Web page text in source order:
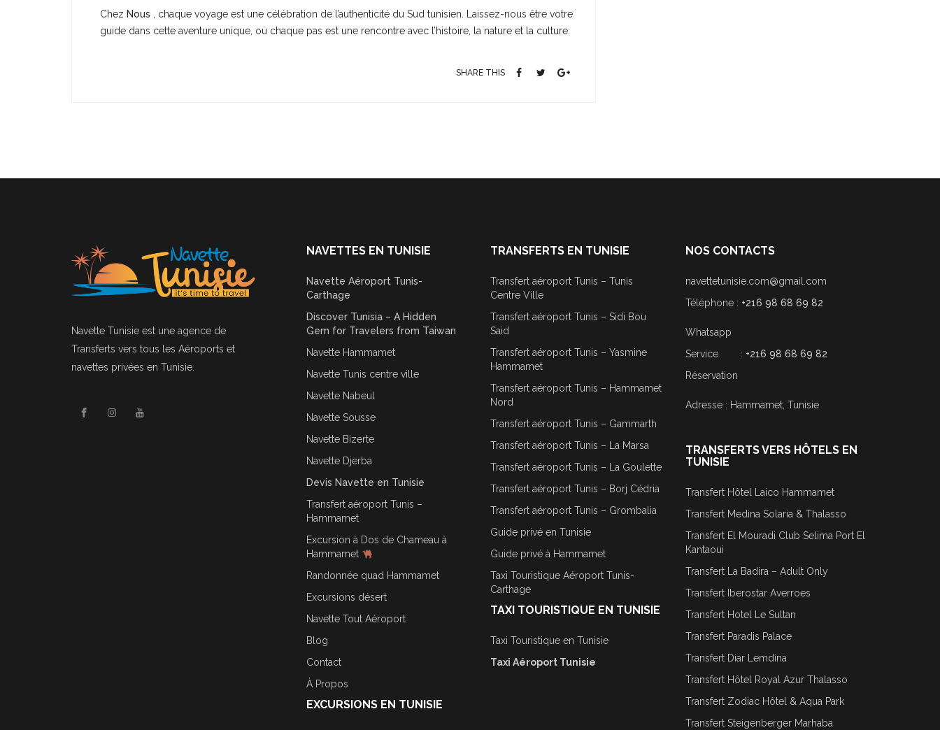
Chez Nous , chaque voyage est une célébration de l’authenticité du Sud tunisien. Laissez-nous être votre
guide dans cette aventure unique, où chaque pas est une rencontre avec l’histoire, la nature et la culture.
SHARE THIS
Navette Tunisie est une agence de
Transferts vers tous les Aéroports et
navettes privées en Tunisie.
NAVETTES EN TUNISIE
Navette Aéroport Tunis-
Carthage
Discover Tunisia – A Hidden
Gem for Travelers from Taiwan
Navette Hammamet
Navette Tunis centre ville
Navette Nabeul
Navette Sousse
Navette Bizerte
Navette Djerba
Devis Navette en Tunisie
Transfert aéroport Tunis –
Hammamet
Excursion à Dos de Chameau à
Hammamet
Randonnée quad Hammamet
Excursions désert
Navette Tout Aéroport
Blog
Contact
À Propos
EXCURSIONS EN TUNISIE
TRANSFERTS EN TUNISIE
Transfert aéroport Tunis – Tunis
Centre Ville
Transfert aéroport Tunis – Sidi Bou
Said
Transfert aéroport Tunis – Yasmine
Hammamet
Transfert aéroport Tunis – Hammamet
Nord
Transfert aéroport Tunis – Gammarth
Transfert aéroport Tunis – La Marsa
Transfert aéroport Tunis – La Goulette
Transfert aéroport Tunis – Borj Cédria
Transfert aéroport Tunis – Grombalia
Guide privé en Tunisie
Guide privé à Hammamet
Taxi Touristique Aéroport Tunis-
Carthage
TAXI TOURISTIQUE EN TUNISIE
Taxi Touristique en Tunisie
Taxi Aéroport Tunisie
NOS CONTACTS
navettetunisie.com@gmail.com
Téléphone : +216 98 68 69 82
Whatsapp
Service : +216 98 68 69 82
Réservation
Adresse : Hammamet, Tunisie
TRANSFERTS VERS HÔTELS EN
TUNISIE
Transfert Hôtel Laico Hammamet
Transfert Medina Solaria & Thalasso
Transfert El Mouradi Club Selima Port El
Kantaoui
Transfert La Badira – Adult Only
Transfert Iberostar Averroes
Transfert Hotel Le Sultan
Transfert Paradis Palace
Transfert Diar Lemdina
Transfert Hôtel Royal Azur Thalasso
Transfert Zodiac Hôtel & Aqua Park
Transfert Steigenberger Marhaba